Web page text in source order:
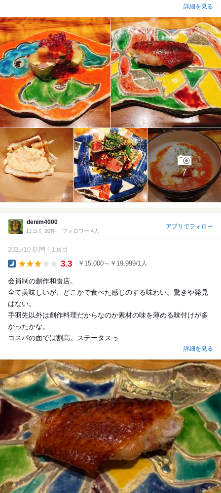
詳細を見る
7
denim4000
口コミ 20件 フォロワー 4人
アプリでフォロー
2025/10 訪問 1回目
3.3 ￥15,000～￥19,999/1人
会員制の創作和食店。
全て美味しいが、どこかで食べた感じのする味わい。驚きや発見
はない。
手羽先以外は創作料理だからなのか素材の味を薄める味付けが多
かったかな。
コスパの面では割高。ステータスっ...
詳細を見る